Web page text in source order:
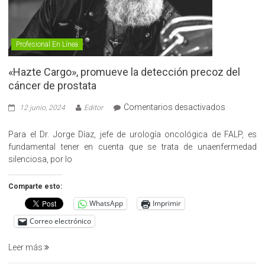
Profesional En Línea
«Hazte Cargo», promueve la detección precoz del
cáncer de prostata
12 junio, 2024 Editor Comentarios desactivados
Cargo»,
promueve
Para el Dr. Jorge Díaz, jefe de urología oncológica de FALP, es
fundamental tener en cuenta que se trata de unaenfermedad
silenciosa, por lo
Comparte esto:
WhatsApp
Imprimir
Correo electrónico
Leer más